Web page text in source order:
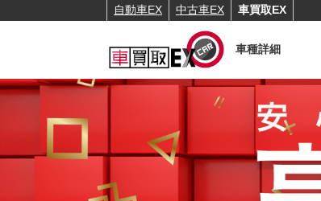
自動車EX 中古車EX 車買取EX
車種詳細